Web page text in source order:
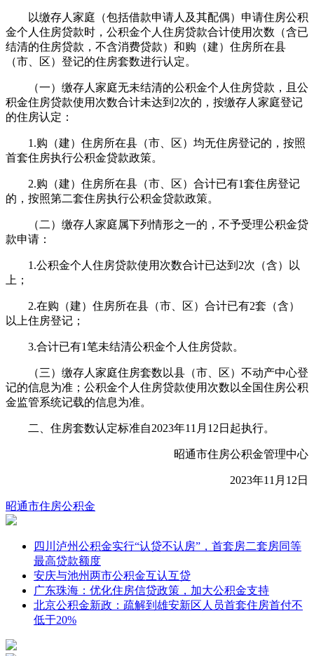
以缴存人家庭（包括借款申请人及其配偶）申请住房公积
金个人住房贷款时，公积金个人住房贷款合计使用次数（含已
结清的住房贷款，不含消费贷款）和购（建）住房所在县
（市、区）登记的住房套数进行认定。
（一）缴存人家庭无未结清的公积金个人住房贷款，且公
积金住房贷款使用次数合计未达到2次的，按缴存人家庭登记
的住房认定：
1.购（建）住房所在县（市、区）均无住房登记的，按照
首套住房执行公积金贷款政策。
2.购（建）住房所在县（市、区）合计已有1套住房登记
的，按照第二套住房执行公积金贷款政策。
（二）缴存人家庭属下列情形之一的，不予受理公积金贷
款申请：
1.公积金个人住房贷款使用次数合计已达到2次（含）以
上；
2.在购（建）住房所在县（市、区）合计已有2套（含）
以上住房登记；
3.合计已有1笔未结清公积金个人住房贷款。
（三）缴存人家庭住房套数以县（市、区）不动产中心登
记的信息为准；公积金个人住房贷款使用次数以全国住房公积
金监管系统记载的信息为准。
二、住房套数认定标准自2023年11月12日起执行。
昭通市住房公积金管理中心
2023年11月12日
昭通市住房公积金
四川泸州公积金实行“认贷不认房”，首套房二套房同等
最高贷款额度
安庆与池州两市公积金互认互贷
广东珠海：优化住房信贷政策，加大公积金支持
北京公积金新政：疏解到雄安新区人员首套住房首付不
低于20%